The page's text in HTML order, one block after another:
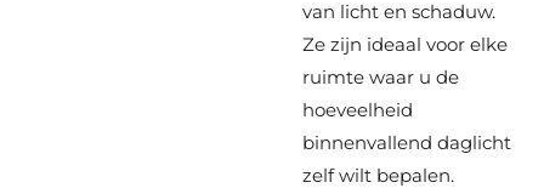
van licht en schaduw.
Ze zijn ideaal voor elke
ruimte waar u de
hoeveelheid
binnenvallend daglicht
zelf wilt bepalen.